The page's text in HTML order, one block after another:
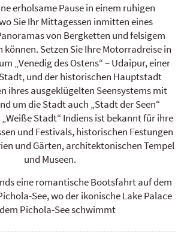
erholsame Pause in einem ruhigen
Sie Ihr Mittagessen inmitten eines
von Bergketten und felsigem
können. Setzen Sie Ihre Motorradreise in
„Venedig des Ostens“ – Udaipur, einer
und der historischen Hauptstadt
ihres ausgeklügelten Seensystems mit
um die Stadt auch „Stadt der Seen“
Stadt“ Indiens ist bekannt für ihre
und Festivals, historischen Festungen
und Gärten, architektonischen Tempel
und Museen.
eine romantische Bootsfahrt auf dem
See, wo der ikonische Lake Palace
Pichola-See schwimmt